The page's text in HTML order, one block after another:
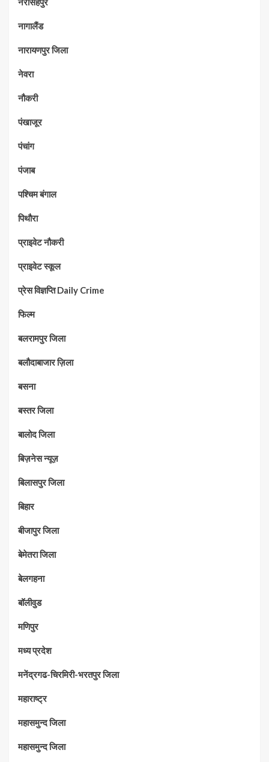
नागालैंड
नारायणपुर जिला
नेवरा
नौकरी
पंखाजूर
पंचांग
पंजाब
पश्चिम बंगाल
पिथौरा
प्राइवेट नौकरी
प्राइवेट स्कूल
प्रेस विज्ञप्ति Daily Crime
फिल्म
बलरामपुर जिला
बलौदाबाजार ज़िला
बसना
बस्तर जिला
बालोद जिला
बिज़नेस न्यूज़
बिलासपुर जिला
बिहार
बीजापुर जिला
बेमेतरा जिला
बेलगहना
बॉलीवुड
मणिपुर
मध्‍य प्रदेश
मनेंद्रगढ-चिरमिरी-भरतपुर जिला
महाराष्‍ट्र
महासमुन्द जिला
महासमुन्द जिला